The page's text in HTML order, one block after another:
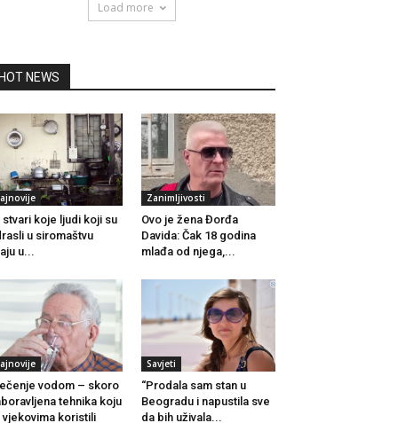
Load more
NEWS
stvari koje ljudi koji su
u siromaštvu
u...
Zanimljivosti
Ovo je žena Đorđa
Davida: Čak 18 godina
mlađa od njega,...
vodom – skoro
tehnika koju
vjekovima koristili
Savjeti
“Prodala sam stan u
Beogradu i napustila sve
da bih uživala...